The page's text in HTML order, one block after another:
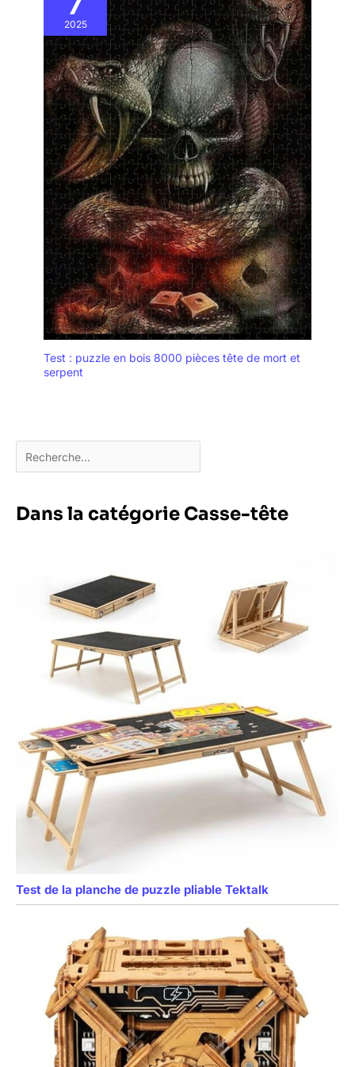
2025
Test : puzzle en bois 8000 pièces tête de mort et
serpent
Dans la catégorie Casse-tête
Test de la planche de puzzle pliable Tektalk